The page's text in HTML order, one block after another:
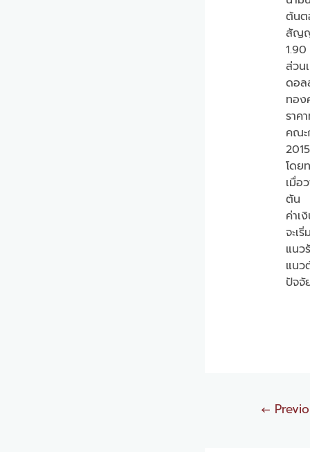
ต้นต
สัญญ
ส่วน
ดอล
ทอง
ราค
คณะ
2015
โดย
เมื่อ
ตัน
ค่าเ
จะเ
แนว
แนว
ปัจจั
←